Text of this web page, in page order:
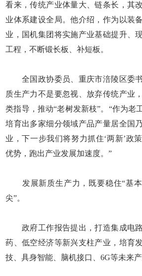
看来，传统产业体量大、链条长，其
业体系建设全局。他介绍，作为以装
业，国机集团将实施产业基础提升、
工程，不断锻长板、补短板。
全国政协委员、重庆市涪陵区委书
质生产力不是要忽视、放弃传统产业
类指导，推动“老树发新枝”。“作为老
培育出多家细分领域产品产量居全国
业，下一步我们将努力抓住‘两新’政
优势，跑出产业发展加速度。”
发展新质生产力，既要稳住“基本
尖”。
政府工作报告提出，打造集成电路
药、低空经济等新兴支柱产业，培育
技、具身智能、脑机接口、6G等未来产